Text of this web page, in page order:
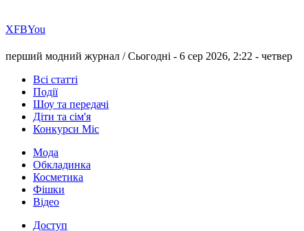
ХFBYou
перший модний журнал /Сьогодні - 6 сер 2026, 2:22 - четвер
Всі статті
Події
Шоу та передачі
Діти та сім'я
Конкурси Міс
Мода
Обкладинка
Косметика
Фішки
Відео
Доступ